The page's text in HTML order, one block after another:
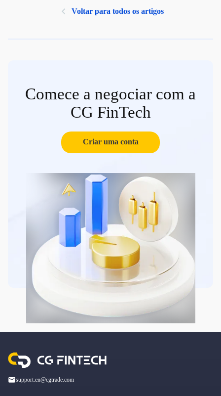
Voltar para todos os artigos
Comece a negociar com a
CG FinTech
Criar uma conta
support.en@cgtrade.com